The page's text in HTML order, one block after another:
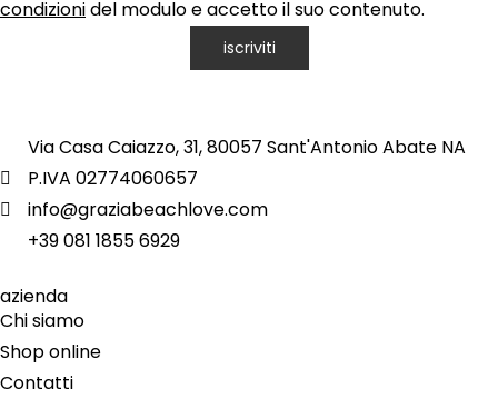
condizionidel modulo e accetto il suo contenuto.
iscriviti
Via Casa Caiazzo, 31, 80057 Sant'Antonio Abate NA
P.IVA 02774060657
info@graziabeachlove.com
+39 081 1855 6929
azienda
Chi siamo
Shop online
Contatti